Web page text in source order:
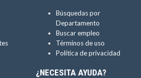
Búsquedas por
Departamento
Buscar empleo
Términos de uso
Política de privacidad
¿NECESITA AYUDA?